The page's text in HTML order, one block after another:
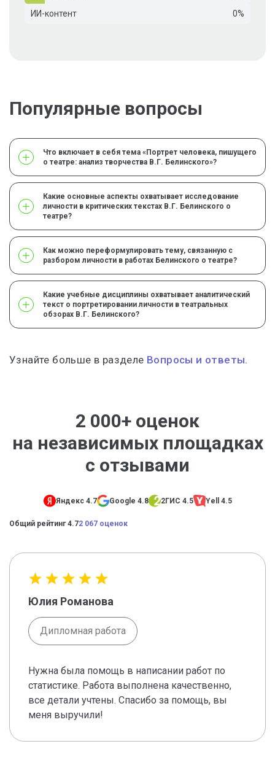
ИИ-контент 0%
Популярные вопросы
Что включает в себя тема «Портрет человека, пишущего
о театре: анализ творчества В.Г. Белинского»?
Какие основные аспекты охватывает исследование
личности в критических текстах В.Г. Белинского о
театре?
Как можно переформулировать тему, связанную с
разбором личности в работах Белинского о театре?
Какие учебные дисциплины охватывает аналитический
текст о портретировании личности в театральных
обзорах В.Г. Белинского?
Узнайте больше в разделе Вопросы и ответы.
2 000+ оценок
на независимых площадках
с отзывами
Яндекс 4.7 Google 4.8 2ГИС 4.5 Yell 4.5
Общий рейтинг 4.72 067 оценок
Юлия Романова
Дипломная работа
Нужна была помощь в написании работ по
статистике. Работа выполнена качественно,
все детали учтены. Спасибо за помощь, вы
меня выручили!